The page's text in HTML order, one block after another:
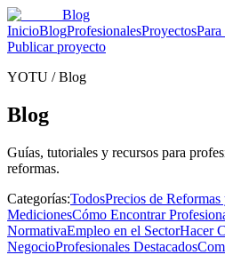
Blog
InicioBlogProfesionalesProyectos
Publicar proyecto
YOTU / Blog
Blog
Guías, tutoriales y recursos para
reformas.
Categorías:TodosPrecios de Reformas
MedicionesCómo Encontrar
NormativaEmpleo en el SectorHacer
NegocioProfesionales Destacados